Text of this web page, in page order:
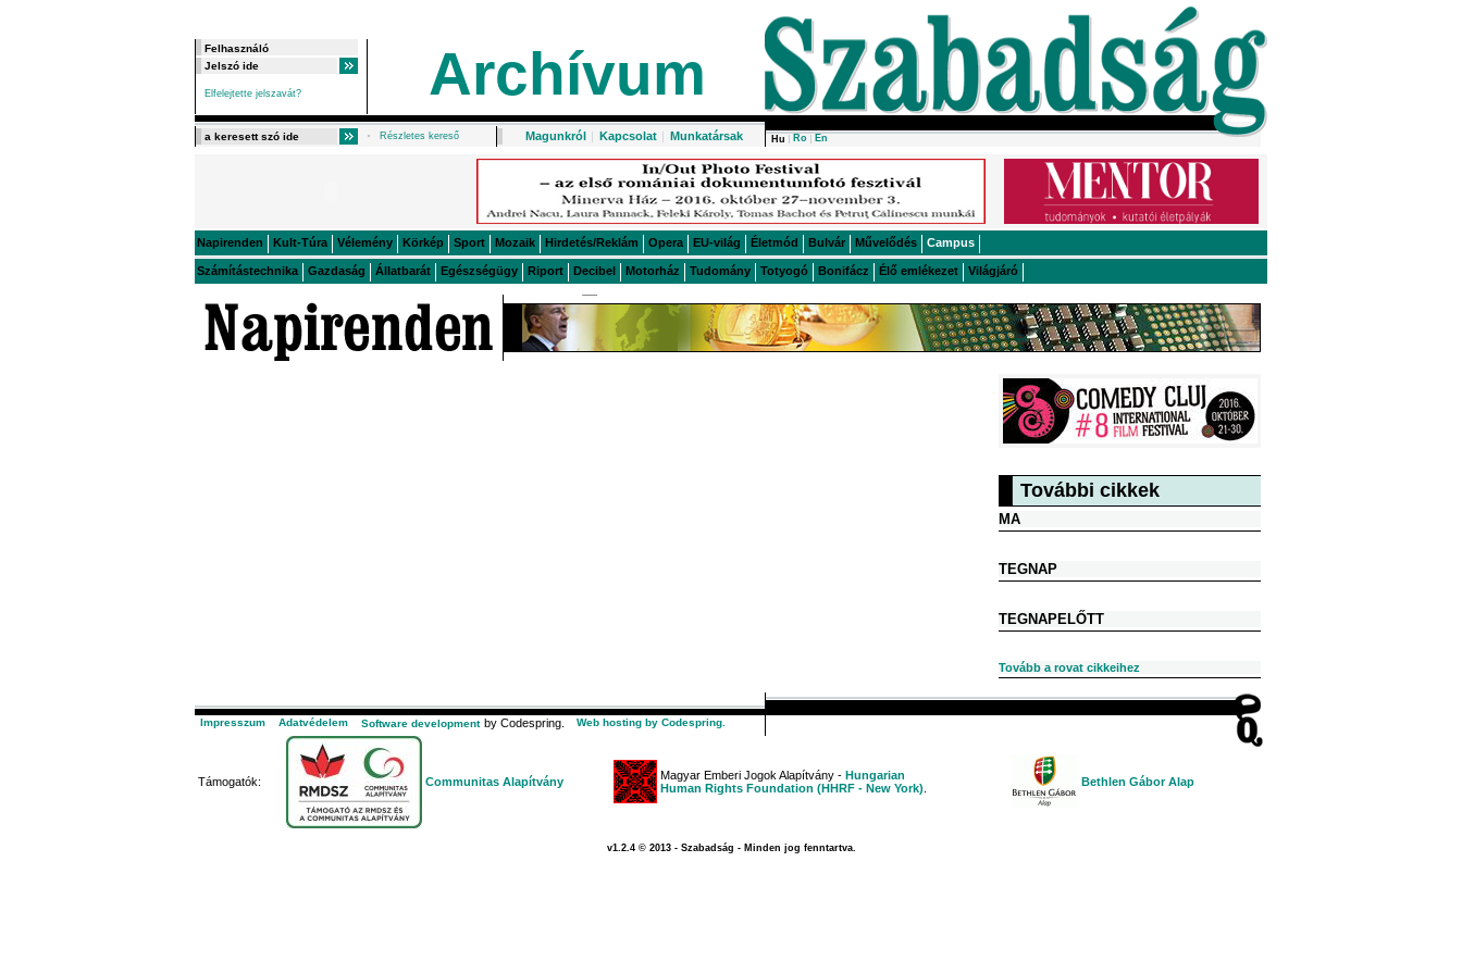
Elfelejtette jelszavát? Archívum
Részletes kereső Magunkról | Kapcsolat | Munkatársak Hu Ro En
Napirenden Kult-Túra Vélemény Körkép Sport Mozaik Hirdetés/Reklám Opera EU-világ Életmód Bulvár Művelődés Campus
Számítástechnika Gazdaság Állatbarát Egészségügy Riport Decibel Motorház Tudomány Totyogó Bonifácz Élő emlékezet Világjáró
További cikkek
MA
TEGNAP
TEGNAPELŐTT
Tovább a rovat cikkeihez
Impresszum Adatvédelem Software development by Codespring. Web hosting by Codespring.
Támogatók: Communitas Alapítvány Magyar Emberi Jogok Alapítvány - Hungarian
Human Rights Foundation (HHRF - New York)
Bethlen Gábor Alap
v1.2.4 © 2013 - Szabadság - Minden jog fenntartva.